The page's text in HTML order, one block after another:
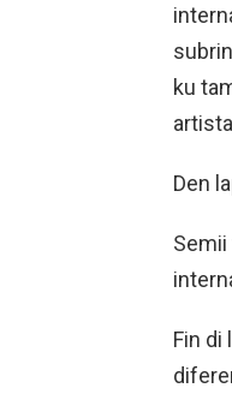
ku
Den
Fin di